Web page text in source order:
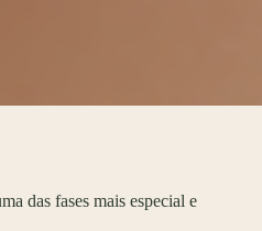
das fases mais especial e